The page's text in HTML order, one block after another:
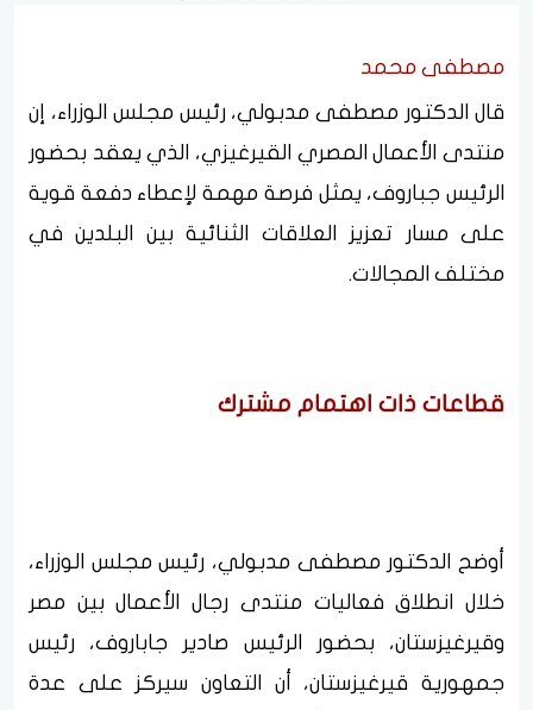
مصطفى محمد
قال الدكتور مصطفى مدبولي، رئيس مجلس الوزراء، إن
منتدى الأعمال المصري القيرغيزي، الذي يعقد بحضور
الرئيس جباروف، يمثل فرصة مهمة لإعطاء دفعة قوية
على مسار تعزيز العلاقات الثنائية بين البلدين في
مختلف المجالات.
قطاعات ذات اهتمام مشترك
أوضح الدكتور مصطفى مدبولي، رئيس مجلس الوزراء،
خلال انطلاق فعاليات منتدى رجال الأعمال بين مصر
وقيرغيزستان، بحضور الرئيس صادير جاباروف، رئيس
جمهورية قيرغيزستان، أن التعاون سيركز على عدة